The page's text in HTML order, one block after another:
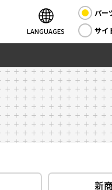
LANGUAGES
パー
サイ
新